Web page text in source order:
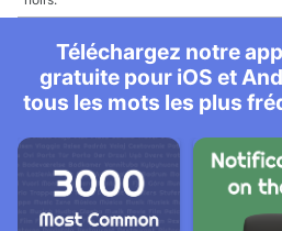
Téléchargez notre
gratuite pour iOS et
tous les mots les plus